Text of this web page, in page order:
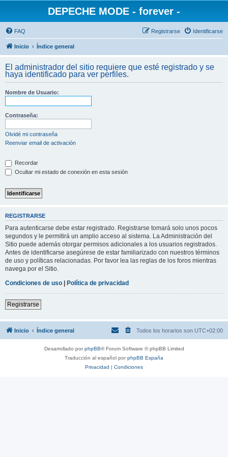
DEPECHE MODE - forever -
FAQ Identificarse
Registrarse
Inicio Índice general
El administrador del sitio requiere que esté registrado y se
haya identificado para ver perfiles.
Nombre de Usuario:
Contraseña:
Olvidé mi contraseña
Reenviar email de activación
Recordar
Ocultar mi estado de conexión en esta sesión
REGISTRARSE
Para autenticarse debe estar registrado. Registrarse tomará solo unos pocos
segundos y le permitirá un amplio acceso al sistema. La Administración del
Sitio puede además otorgar permisos adicionales a los usuarios registrados.
Antes de identificarse asegúrese de estar familiarizado con nuestros términos
de uso y políticas relacionadas. Por favor lea las reglas de los foros mientras
navega por el Sitio.
Condiciones de uso | Política de privacidad
Registrarse
Inicio Índice general Todos los horarios son UTC+02:00
Desarrollado porphpBB® Forum Software © phpBB Limited
Traducción al español porphpBB España
Privacidad | Condiciones